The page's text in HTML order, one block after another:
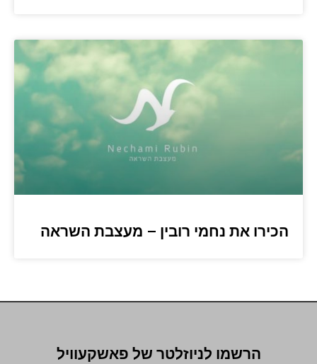
הכירו את נחמי רובין – מעצבת השראה
הרשמו לניוזלטר של פאשקעוויל